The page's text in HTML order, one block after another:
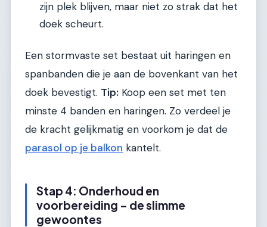
zijn plek blijven, maar niet zo strak dat het
doek scheurt.
Een stormvaste set bestaat uit haringen en
spanbanden die je aan de bovenkant van het
doek bevestigt. Tip: Koop een set met ten
minste 4 banden en haringen. Zo verdeel je
de kracht gelijkmatig en voorkom je dat de
parasol op je balkon kantelt.
Stap 4: Onderhoud en
voorbereiding – de slimme
gewoontes